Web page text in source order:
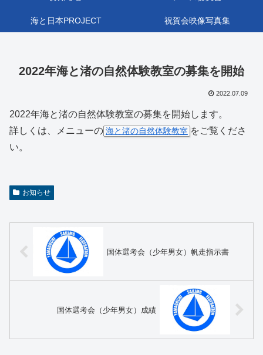
海と日本PROJECT 祝賀会映像写真集
2022年海と渚の自然体験教室の募集を開始
2022.07.09
2022年海と渚の自然体験教室の募集を開始します。
詳しくは、メニューの 海と渚の自然体験教室 をご覧くださ
い。
お知らせ
国体選考会（少年男女）帆走指示書
国体選考会（少年男女）成績